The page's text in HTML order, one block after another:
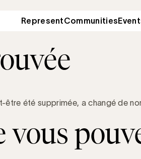
Main
RepresentCommunities
être été supprimée, a changé de
vous